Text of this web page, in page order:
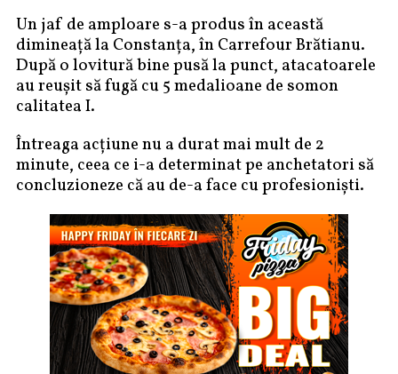
Un jaf de amploare s-a produs în această
dimineață la Constanța, în Carrefour Brătianu.
După o lovitură bine pusă la punct, atacatoarele
au reușit să fugă cu 5 medalioane de somon
calitatea I.
Întreaga acțiune nu a durat mai mult de 2
minute, ceea ce i-a determinat pe anchetatori să
concluzioneze că au de-a face cu profesioniști.